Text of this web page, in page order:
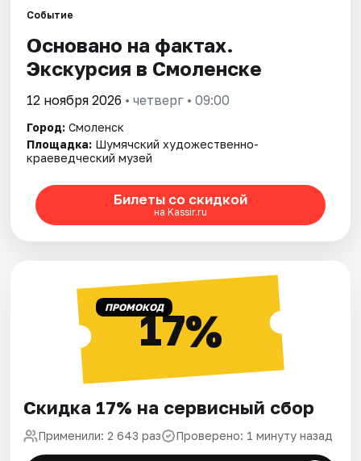
Площадки
Артисты
Событие
Основано на фактах.
Экскурсия в Смоленске
12 ноября 2026 • четверг • 09:00
Город: Смоленск
Площадка: Шумячский художественно-
краеведческий музей
Билеты со скидкой
на Kassir.ru
ПРОМОКОД17%
Скидка 17% на сервисный сбор
Применили: 2 643 раз Проверено: 1 минуту назад